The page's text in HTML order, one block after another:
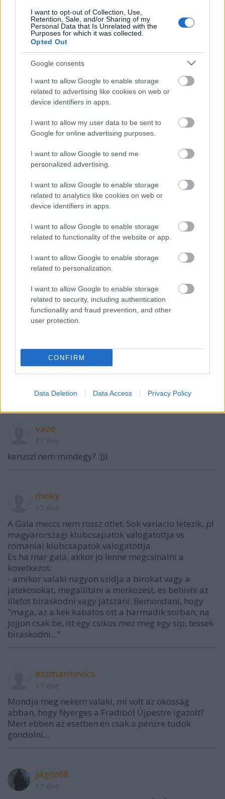
I want to opt-out of Collection, Use,
Retention, Sale, and/or Sharing of my
Personal Data that Is Unrelated with the
Purposes for which it was collected.
Opted Out
Google consents
I want to allow Google to enable storage
related to advertising like cookies on web or
device identifiers in apps.
I want to allow my user data to be sent to
Google for online advertising purposes.
I want to allow Google to send me
personalized advertising.
I want to allow Google to enable storage
related to analytics like cookies on web or
device identifiers in apps.
I want to allow Google to enable storage
related to functionality of the website or app.
I want to allow Google to enable storage
related to personalization.
I want to allow Google to enable storage
related to security, including authentication
functionality and fraud prevention, and other
user protection.
CONFIRM
Data Deletion Data Access Privacy Policy
Koszi Bezso,Fabota beszamolot es koszi neked is
Jana jobb volt ez igy mint hogy mi mondjuk:)
Egy az Isten,Hc !!!
kazincbarcikai hokis az öreg Borsodból
17 éve
Catrinoi szépen védett. Nagy magabiztosságot
láttam benne. Egyébként egy belevaló srác! Azért jó
Mol Liga kezd olyan lenni, mint a NHL két nemzet
klubcsapataival, bár most is az:-). Remélem
Marosvásárhely, Kézdivásárhely, Karcfalva(asszem
ott van a HC Felcsík) meg más megerősödött nem
székely csapat.
Azért Szeged is legyen ott a Tisza Volánnal!! Pl: Sok
közép,jó csapattal gyorsabb a fejlődés, mint 1
legjobb,2 jó és 2 közepes csapattal.
17 éve
Jana, Iblisz: szomorú nap az, de nem dec. 2., hanem
noacid
17 éve
Köszi az infót
vaze
kerusz! nem mindegy? :)))
rhoky
A Gala meccs nem rossz otlet. Sok variacio letezik, pl
magyarorszagi klubcsapatok valogatottja vs
romaniai klubcsapatok valogatottja.
Es ha mar gala, akkor jo lenne megcsinalni a
kovetkezot:
- amikor valaki nagyon szidja a birokat vagy a
jatekosokat, megallitani a merkozest, es behivni az
illetot biraskodni vagy jatszani. Bemondani, hogy
"maga, az a kek kabatos ott a harmadik sorban, na
jojjon csak be, itt egy csikos mez meg egy sip, tessek
biraskodni..."
eszmantovics
Mondja meg nekem valaki, mi volt az okosság
abban, hogy Nyerges a Fradiból Újpestre igazolt?
Mert ebben az esetben én csak a pénzre tudok
gondolni...
jágör68